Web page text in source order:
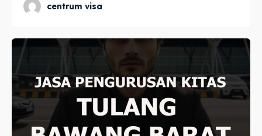
centrum visa